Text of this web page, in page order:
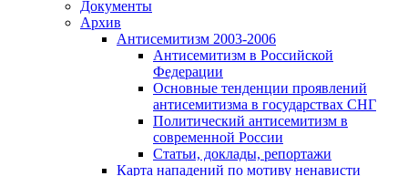
Документы
Архив
Антисемитизм 2003-2006
Антисемитизм в Российской
Федерации
Основные тенденции проявлений
антисемитизма в государствах СНГ
Политический антисемитизм в
современной России
Статьи, доклады, репортажи
Карта нападений по мотиву ненависти